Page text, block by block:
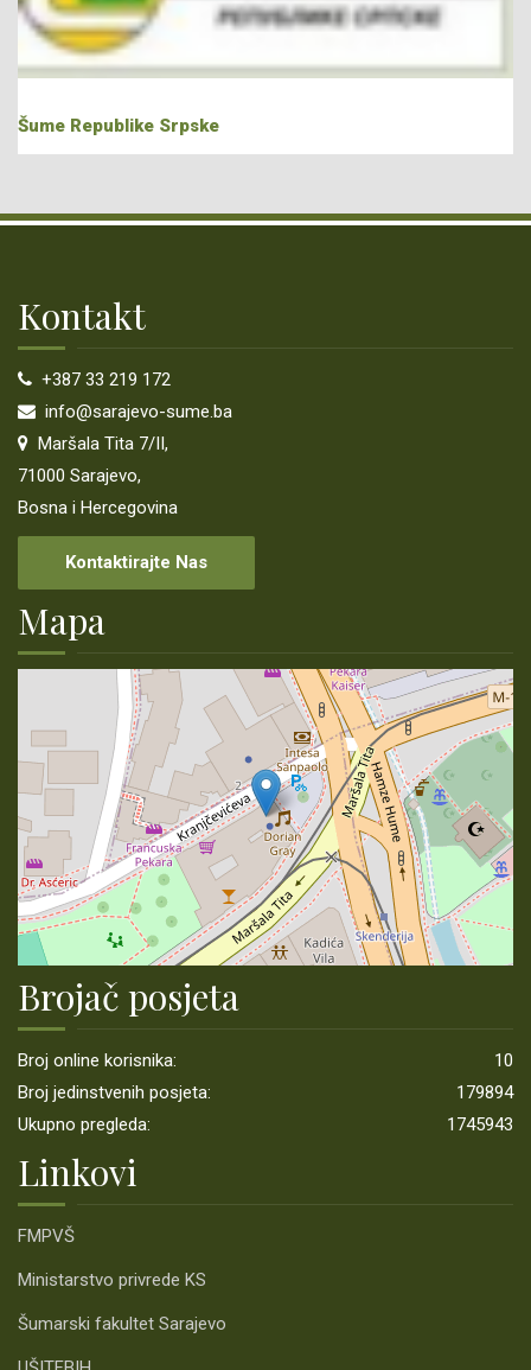
Šume Republike Srpske
Kontakt
+387 33 219 172
info@sarajevo-sume.ba
Maršala Tita 7/II,
71000 Sarajevo,
Bosna i Hercegovina
Kontaktirajte Nas
Mapa
Brojač posjeta
Broj online korisnika:
10
Broj jedinstvenih posjeta:
179894
Ukupno pregleda:
1745943
Linkovi
FMPVŠ
Ministarstvo privrede KS
Šumarski fakultet Sarajevo